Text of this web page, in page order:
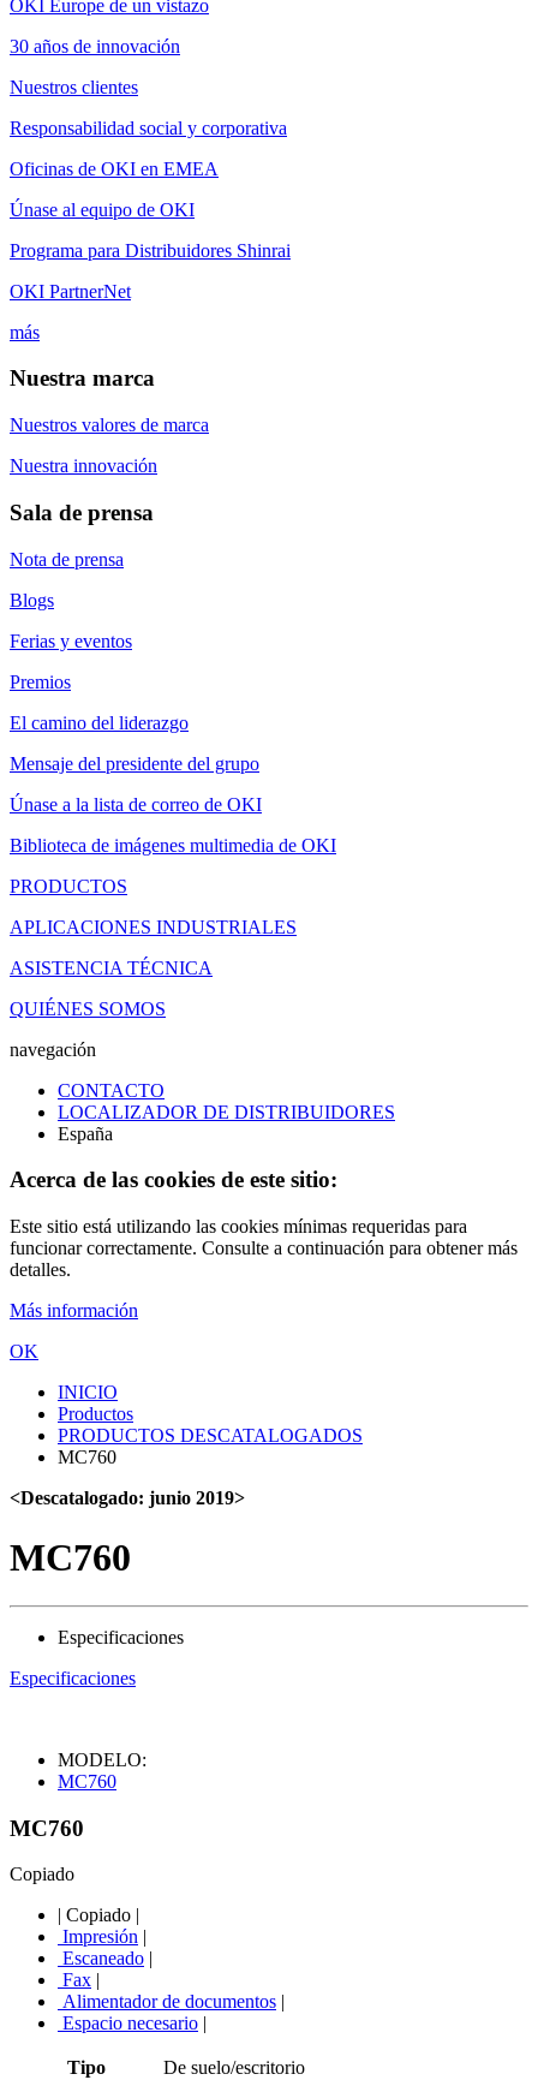
OKI Europe de un vistazo
30 años de innovación
Nuestros clientes
Responsabilidad social y corporativa
Oficinas de OKI en EMEA
Únase al equipo de OKI
Programa para Distribuidores Shinrai
OKI PartnerNet
más
Nuestra marca
Nuestros valores de marca
Nuestra innovación
Sala de prensa
Nota de prensa
Blogs
Ferias y eventos
Premios
El camino del liderazgo
Mensaje del presidente del grupo
Únase a la lista de correo de OKI
Biblioteca de imágenes multimedia de OKI
PRODUCTOS
APLICACIONES INDUSTRIALES
ASISTENCIA TÉCNICA
QUIÉNES SOMOS
navegación
CONTACTO
LOCALIZADOR DE DISTRIBUIDORES
España
Acerca de las cookies de este sitio:
Este sitio está utilizando las cookies mínimas requeridas para
funcionar correctamente. Consulte a continuación para obtener más
detalles.
Más información
OK
INICIO
Productos
PRODUCTOS DESCATALOGADOS
MC760
<Descatalogado: junio 2019>
MC760
Especificaciones
Especificaciones
MODELO:
MC760
MC760
Copiado
| Copiado |
Impresión |
Escaneado |
Fax |
Alimentador de documentos |
Espacio necesario |
Tipo
De suelo/escritorio